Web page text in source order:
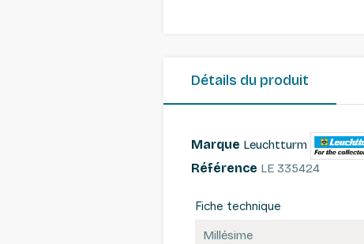
Détails du produit
Marque Leuchtturm
Référence LE 335424
Fiche technique
Millésime